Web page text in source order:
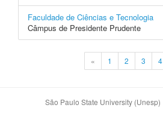
Faculdade de Ciências e Tecnologia
Câmpus de Presidente Prudente
« 1 2 3 4
São Paulo State University (Unesp)